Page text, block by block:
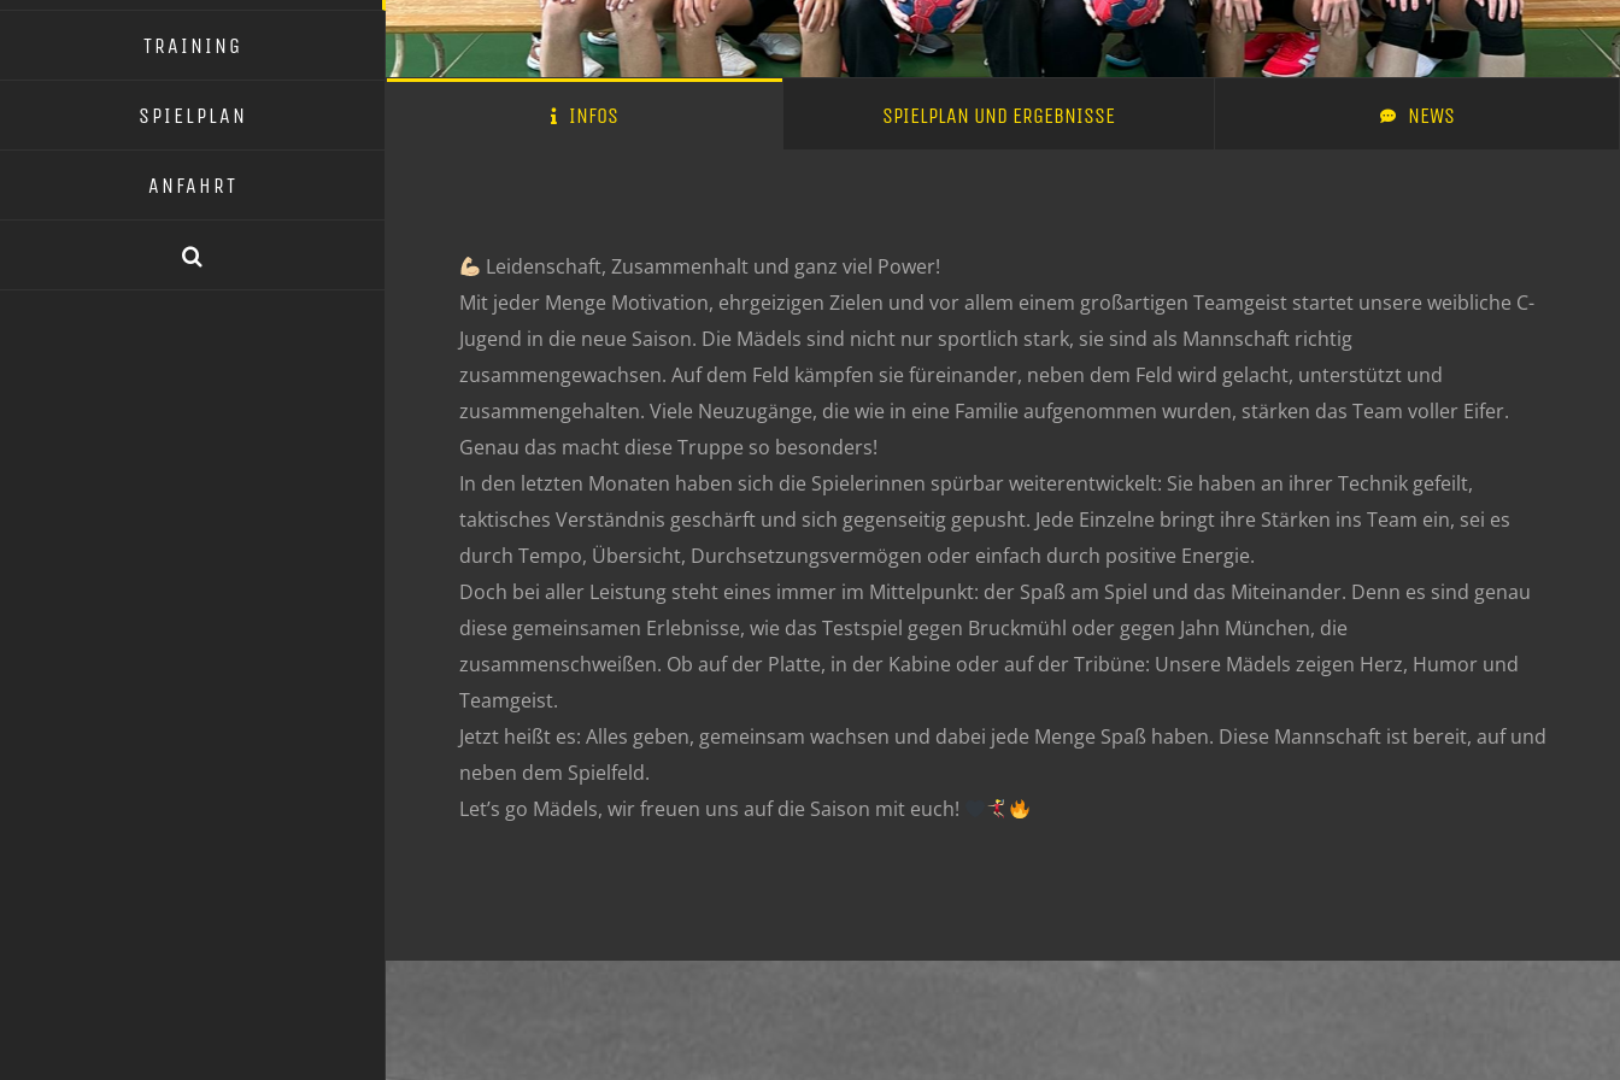
TRAINING
SPIELPLAN
ANFAHRT
INFOS SPIELPLAN UND ERGEBNISSE NEWS
Leidenschaft, Zusammenhalt und ganz viel Power!
Mit jeder Menge Motivation, ehrgeizigen Zielen und vor allem einem großartigen Teamgeist startet unsere weibliche C-
Jugend in die neue Saison. Die Mädels sind nicht nur sportlich stark, sie sind als Mannschaft richtig
zusammengewachsen. Auf dem Feld kämpfen sie füreinander, neben dem Feld wird gelacht, unterstützt und
zusammengehalten. Viele Neuzugänge, die wie in eine Familie aufgenommen wurden, stärken das Team voller Eifer.
Genau das macht diese Truppe so besonders!
In den letzten Monaten haben sich die Spielerinnen spürbar weiterentwickelt: Sie haben an ihrer Technik gefeilt,
taktisches Verständnis geschärft und sich gegenseitig gepusht. Jede Einzelne bringt ihre Stärken ins Team ein, sei es
durch Tempo, Übersicht, Durchsetzungsvermögen oder einfach durch positive Energie.
Doch bei aller Leistung steht eines immer im Mittelpunkt: der Spaß am Spiel und das Miteinander. Denn es sind genau
diese gemeinsamen Erlebnisse, wie das Testspiel gegen Bruckmühl oder gegen Jahn München, die
zusammenschweißen. Ob auf der Platte, in der Kabine oder auf der Tribüne: Unsere Mädels zeigen Herz, Humor und
Teamgeist.
Jetzt heißt es: Alles geben, gemeinsam wachsen und dabei jede Menge Spaß haben. Diese Mannschaft ist bereit, auf und
neben dem Spielfeld.
Let’s go Mädels, wir freuen uns auf die Saison mit euch!